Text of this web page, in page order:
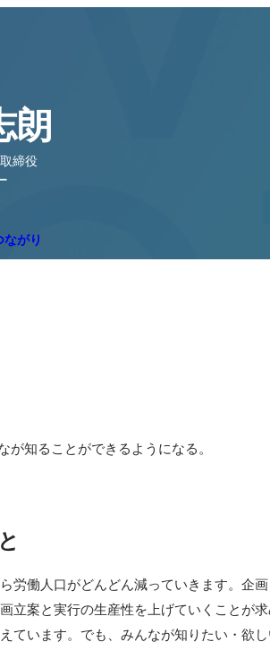
朗
締役
ながり
知ることができるようになる。
労働人口がどんどん減っていきます。企
立案と実行の生産性を上げていくことが
ています。でも、みんなが知りたい・欲